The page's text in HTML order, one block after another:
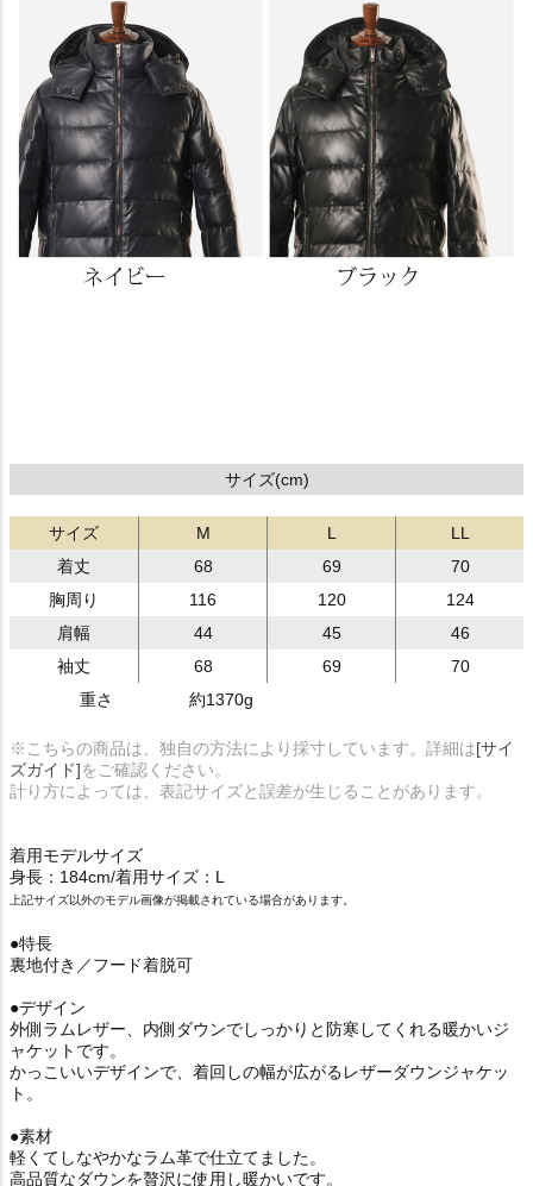
サイズ(cm)
サイズ M L
LL
着丈
68 69
70
胸周り
116 120
124
肩幅
44 45
46
袖丈
68 69
70
重さ
約1370g
※こちらの商品は、独自の方法により採寸しています。詳細は[サイ
ズガイド]をご確認ください。
計り方によっては、表記サイズと誤差が生じることがあります。
着用モデルサイズ
身長：184cm/着用サイズ：L
上記サイズ以外のモデル画像が掲載されている場合があります。
●特長
裏地付き／フード着脱可
●デザイン
外側ラムレザー、内側ダウンでしっかりと防寒してくれる暖かいジ
ャケットです。
かっこいいデザインで、着回しの幅が広がるレザーダウンジャケッ
ト。
●素材
軽くてしなやかなラム革で仕立てました。
高品質なダウンを贅沢に使用し暖かいです。